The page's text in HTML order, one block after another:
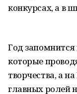
конкурсах, а в
Год
которые
творчества, а
главных ролей